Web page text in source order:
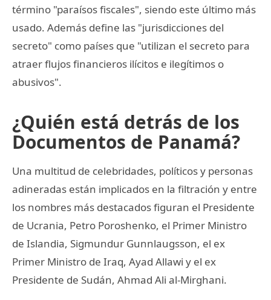
término "paraísos fiscales", siendo este último más
usado. Además define las "jurisdicciones del
secreto" como países que "utilizan el secreto para
atraer flujos financieros ilícitos e ilegítimos o
abusivos".
¿Quién está detrás de los
Documentos de Panamá?
Una multitud de celebridades, políticos y personas
adineradas están implicados en la filtración y entre
los nombres más destacados figuran el Presidente
de Ucrania, Petro Poroshenko, el Primer Ministro
de Islandia, Sigmundur Gunnlaugsson, el ex
Primer Ministro de Iraq, Ayad Allawi y el ex
Presidente de Sudán, Ahmad Ali al-Mirghani.